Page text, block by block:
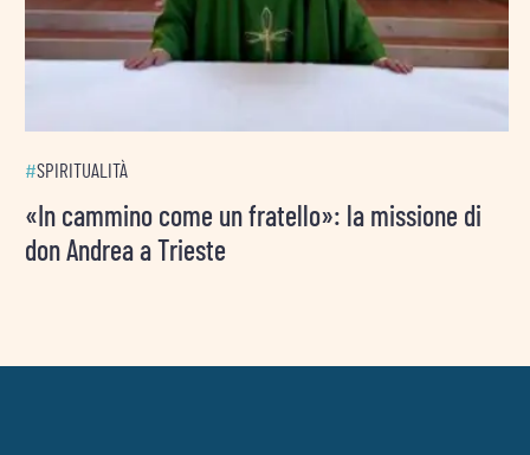
#SPIRITUALITÀ
«In cammino come un fratello»: la missione di
don Andrea a Trieste